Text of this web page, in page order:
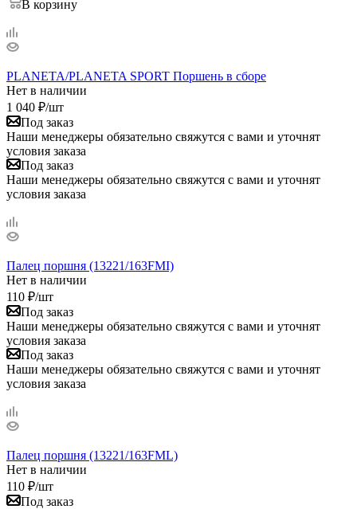
В корзину
PLANETA/PLANETA SPORT Поршень в сборе
Нет в наличии
1 040 ₽/шт
Под заказ
Наши менеджеры обязательно свяжутся с вами и уточнят
условия заказа
Под заказ
Наши менеджеры обязательно свяжутся с вами и уточнят
условия заказа
Палец поршня (13221/163FMI)
Нет в наличии
110 ₽/шт
Под заказ
Наши менеджеры обязательно свяжутся с вами и уточнят
условия заказа
Под заказ
Наши менеджеры обязательно свяжутся с вами и уточнят
условия заказа
Палец поршня (13221/163FML)
Нет в наличии
110 ₽/шт
Под заказ